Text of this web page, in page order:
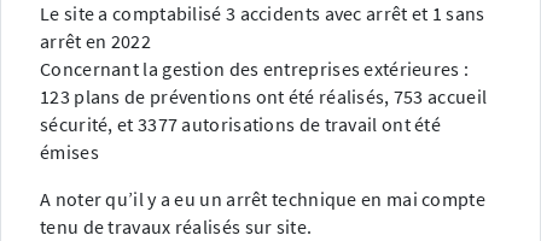
Le site a comptabilisé 3 accidents avec arrêt et 1 sans
arrêt en 2022
Concernant la gestion des entreprises extérieures :
123 plans de préventions ont été réalisés, 753 accueil
sécurité, et 3377 autorisations de travail ont été
émises
A noter qu’il y a eu un arrêt technique en mai compte
tenu de travaux réalisés sur site.